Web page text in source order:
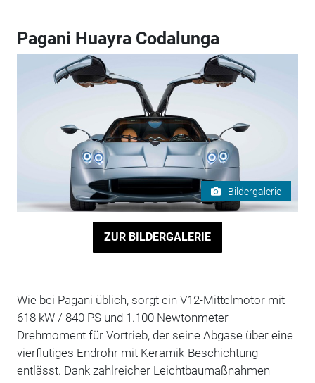
Pagani Huayra Codalunga
Bildergalerie
ZUR BILDERGALERIE
Wie bei Pagani üblich, sorgt ein V12-Mittelmotor mit
618 kW / 840 PS und 1.100 Newtonmeter
Drehmoment für Vortrieb, der seine Abgase über eine
vierflutiges Endrohr mit Keramik-Beschichtung
entlässt. Dank zahlreicher Leichtbaumaßnahmen